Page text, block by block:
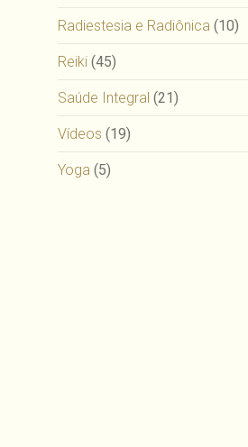
Radiestesia e Radiônica (10)
Reiki (45)
Saúde Integral (21)
Vídeos (19)
Yoga (5)